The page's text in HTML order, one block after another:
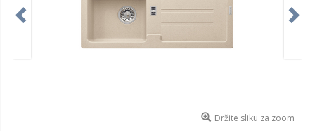
Držite sliku za zoom